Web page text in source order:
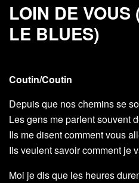
LOIN DE
LE BLUES)
Coutin/Coutin
Depuis que nos chemins se
Les gens me parlent souvent
Ils me disent comment vous
Ils veulent savoir comment je
Moi je dis que les heures